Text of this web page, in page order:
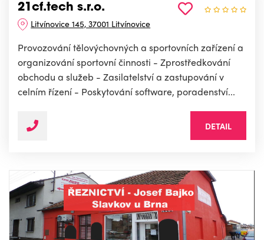
21cf.tech s.r.o.
Litvínovice 145, 37001 Litvínovice
Provozování tělovýchovných a sportovních zařízení a
organizování sportovní činnosti - Zprostředkování
obchodu a služeb - Zasilatelství a zastupování v
celním řízení - Poskytování software, poradenství...
DETAIL